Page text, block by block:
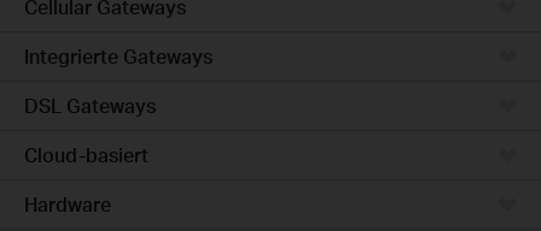
Cellular Gateways
Integrierte Gateways
DSL Gateways
Cloud-basiert
Hardware